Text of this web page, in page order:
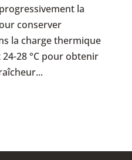
la
conserver
la charge thermique
28 °C pour obtenir